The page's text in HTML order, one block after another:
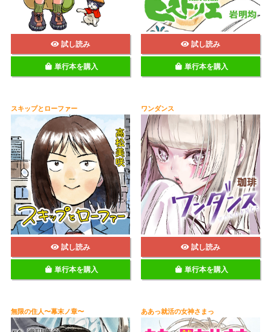
試し読み
単行本を購入
試し読み
単行本を購入
スキップとローファー
試し読み
単行本を購入
ワンダンス
試し読み
単行本を購入
無限の住人〜幕末ノ章〜 ああっ就活の女神さまっ